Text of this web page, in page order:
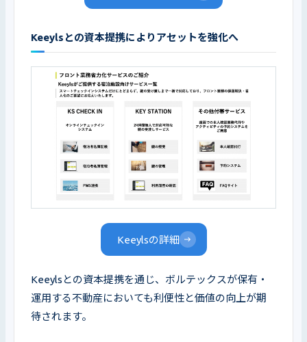
Keeylsとの資本提携によりアセットを強化へ
Keeylsの詳細
Keeylsとの資本提携を通じ、ボルテックスが保有・
運用する不動産においても利便性と価値の向上が期
待されます。